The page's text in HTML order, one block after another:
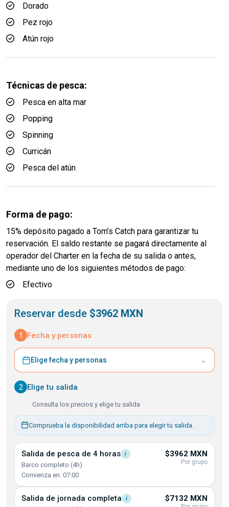
Dorado
Pez rojo
Atún rojo
Técnicas de pesca:
Pesca en alta mar
Popping
Spinning
Curricán
Pesca del atún
Forma de pago:
15% depósito pagado a Tom’s Catch para garantizar tu
reservación. El saldo restante se pagará directamente al
operador del Charter en la fecha de su salida o antes,
mediante uno de los siguientes métodos de pago:
Efectivo
Reservar desde $3962 MXN
1 Fecha y personas
Elige fecha y personas ⌄
2 Elige tu salida
Consulta los precios y elige tu salida
Comprueba la disponibilidad arriba para elegir tu salida.
Salida de pesca de 4 horas i
Barco completo (4h)
Comienza en: 07:00
$3962 MXN
Por grupo
Salida de jornada completa i $7132 MXN